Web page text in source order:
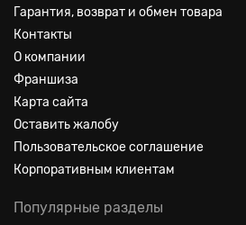
Гарантия, возврат и обмен товара
Контакты
О компании
Франшиза
Карта сайта
Оставить жалобу
Пользовательское соглашение
Корпоративным клиентам
Популярные разделы